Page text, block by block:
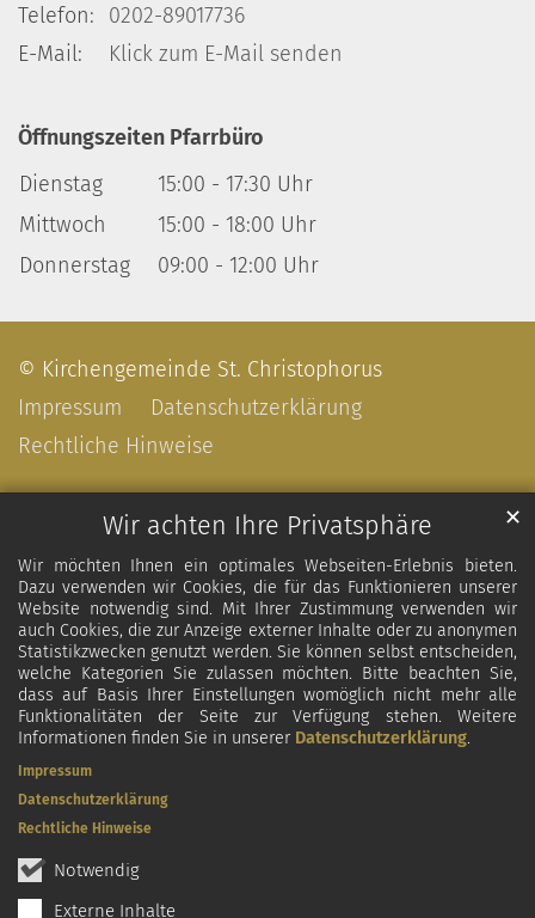
Wir achten Ihre Privatsphäre
Wir möchten Ihnen ein optimales Webseiten-Erlebnis bieten.
Dazu verwenden wir Cookies, die für das Funktionieren unserer
Website notwendig sind. Mit Ihrer Zustimmung verwenden wir
auch Cookies, die zur Anzeige externer Inhalte oder zu anonymen
Statistikzwecken genutzt werden. Sie können selbst entscheiden,
welche Kategorien Sie zulassen möchten. Bitte beachten Sie,
dass auf Basis Ihrer Einstellungen womöglich nicht mehr alle
Funktionalitäten der Seite zur Verfügung stehen. Weitere
Informationen finden Sie in unserer Datenschutzerklärung.
Notwendig
Externe Inhalte
✕
Impressum
Datenschutzerklärung
Rechtliche Hinweise
Telefon:
0202-89017736
E-Mail:
Klick zum E-Mail senden
Öffnungszeiten Pfarrbüro
Dienstag
15:00 - 17:30 Uhr
Mittwoch
15:00 - 18:00 Uhr
Donnerstag
09:00 - 12:00 Uhr
© Kirchengemeinde St. Christophorus
Impressum
Datenschutzerklärung
Rechtliche Hinweise